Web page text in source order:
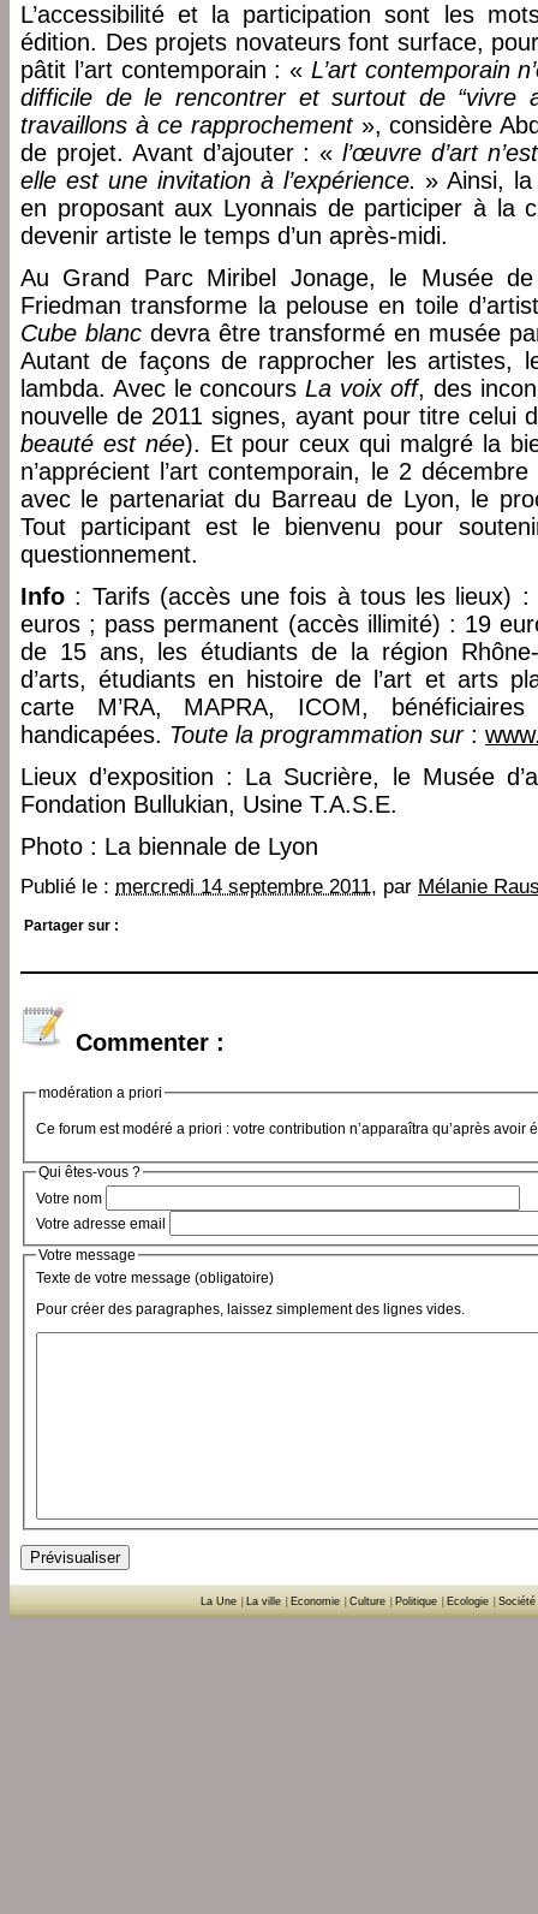
L’accessibilité et la participation sont les
édition. Des projets novateurs font surface,
pâtit l’art contemporain : « L’art contemporain
difficile de le rencontrer et surtout de “vivre
travaillons à ce rapprochement», considère
de projet. Avant d’ajouter : «l’œuvre d’art
elle est une invitation à l’expérience. » Ainsi,
en proposant aux Lyonnais de participer à la
devenir artiste le temps d’un après-midi.
Au Grand Parc Miribel Jonage, le Musée
Friedman transforme la pelouse en toile
Cube blanc devra être transformé en musée
Autant de façons de rapprocher les artistes,
lambda. Avec le concoursLa voix off, des
nouvelle de 2011 signes, ayant pour titre celui
beauté est née). Et pour ceux qui malgré la
n’apprécient l’art contemporain, le 2
avec le partenariat du Barreau de Lyon, le
Tout participant est le bienvenu pour
questionnement.
Info : Tarifs (accès une fois à tous les lieux)
euros ; pass permanent (accès illimité) : 19
de 15 ans, les étudiants de la région
d’arts, étudiants en histoire de l’art et arts
carte M’RA, MAPRA, ICOM,
handicapées. Toute la programmation sur:
Lieux d’exposition : La Sucrière, le Musée
Fondation Bullukian, Usine T.A.S.E.
Photo : La biennale de Lyon
Publié le : mercredi 14 septembre 2011, par Mélanie
Partager sur :
Commenter :
modération a priori
Ce forum est modéré a priori : votre contribution n’apparaîtra qu’après avoir
Qui êtes-vous ?
Votre nom
Votre adresse email
Votre message
Texte de votre message (obligatoire)
Pour créer des paragraphes, laissez simplement des lignes vides.
La Une La ville Economie Culture Politique Ecologie Société